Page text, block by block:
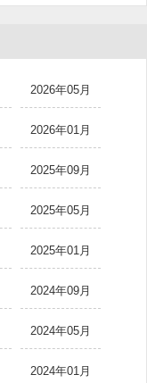
2026年05月
2026年01月
2025年09月
2025年05月
2025年01月
2024年09月
2024年05月
2024年01月